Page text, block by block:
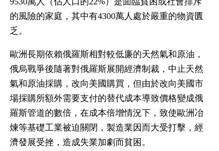
的風險的家庭，其中有4300萬人處於嚴重的物資匱
乏。
歐洲長期依賴俄羅斯相對較低廉的天然氣和原油，
俄烏戰爭後隨著對俄羅斯展開經濟制裁，中止天然
氣和原油採購，改向美國購買，但由於改向美國市
場採購所額外需要支付的替代成本導致價格變成俄
羅斯管道的數倍，在成本倍增情況下，致使歐洲冶
煉等基礎工業被迫關閉，製造業因而大受打擊，經
濟發展受挫，造成失業加劇而貧困。